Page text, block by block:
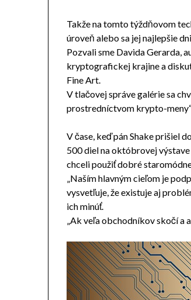
Takže na tomto týždňovom
úroveň alebo sa jej najlepšie
Pozvali sme Davida Gerarda,
kryptografickej krajine a
Fine Art.
V tlačovej správe galérie sa
prostredníctvom krypto-
V čase, keď pán Shake prišiel
500 diel na októbrovej
chceli použiť dobré
„Naším hlavným cieľom je
vysvetľuje, že existuje aj
ich minúť.
„Ak veľa obchodníkov skočí a